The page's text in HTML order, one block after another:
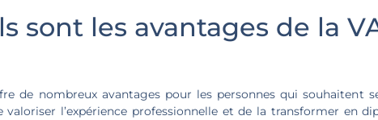
sont les avantages de la
de nombreux avantages pour les personnes qui souhaitent
valoriser l’expérience professionnelle et de la transformer en